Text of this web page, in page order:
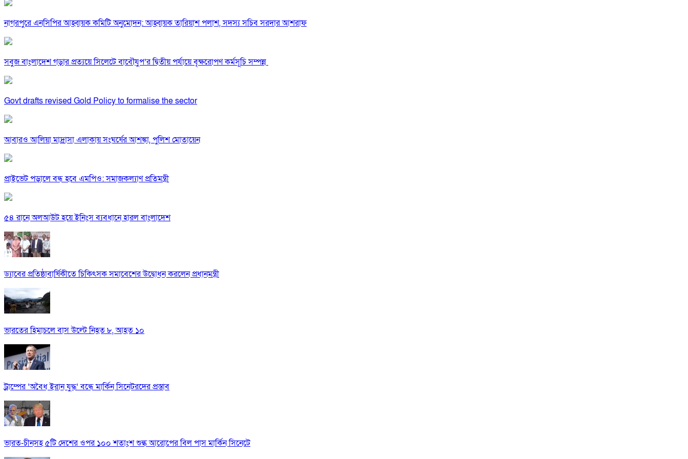
নাগরপুরে এনসিপির আহ্বায়ক কমিটি অনুমোদন: আহ্বায়ক তারিয়াশ পলাশ, সদস্য সচিব সরদার আশরাফ
সবুজ বাংলাদেশ গড়ার প্রত্যয়ে সিলেটে বাবৌযুপ’র দ্বিতীয় পর্যায়ে বৃক্ষরোপণ কর্মসূচি সম্পন্ন
Govt drafts revised Gold Policy to formalise the sector
আবারও আলিয়া মাদ্রাসা এলাকায় সংঘর্ষের আশঙ্কা, পুলিশ মোতায়েন
প্রাইভেট পড়ালে বন্ধ হবে এমপিও: সমাজকল্যাণ প্রতিমন্ত্রী
৫৪ রানে অলআউট হয়ে ইনিংস ব্যবধানে হারল বাংলাদেশ
ড্যাবের প্রতিষ্ঠাবার্ষিকীতে চিকিৎসক সমাবেশের উদ্বোধন করলেন প্রধানমন্ত্রী
ভারতের হিমাচলে বাস উল্টে নিহত ৮, আহত ১০
ট্রাম্পের ‘অবৈধ ইরান যুদ্ধ’ বন্ধে মার্কিন সিনেটরদের প্রস্তাব
ভারত-চীনসহ ৫টি দেশের ওপর ১০০ শতাংশ শুল্ক আরোপের বিল পাস মার্কিন সিনেটে